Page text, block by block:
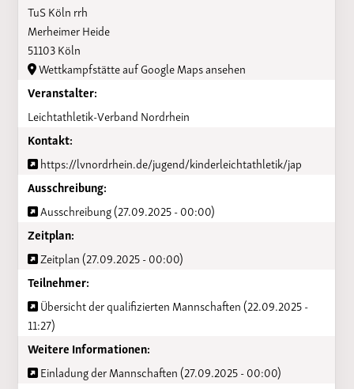
TuS Köln rrh
Merheimer Heide
51103 Köln
Wettkampfstätte auf Google Maps ansehen
Veranstalter:
Leichtathletik-Verband Nordrhein
Kontakt:
https://lvnordrhein.de/jugend/kinderleichtathletik/jap
Ausschreibung:
Ausschreibung (27.09.2025 - 00:00)
Zeitplan:
Zeitplan (27.09.2025 - 00:00)
Teilnehmer:
Übersicht der qualifizierten Mannschaften (22.09.2025 -
11:27)
Weitere Informationen:
Einladung der Mannschaften (27.09.2025 - 00:00)